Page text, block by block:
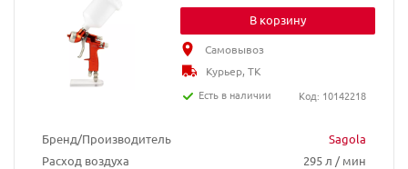
Бренд/Производитель
Sagola
Расход воздуха
295 л / мин
В корзину
Самовывоз
Курьер, ТК
Есть в наличии
Код: 10142218